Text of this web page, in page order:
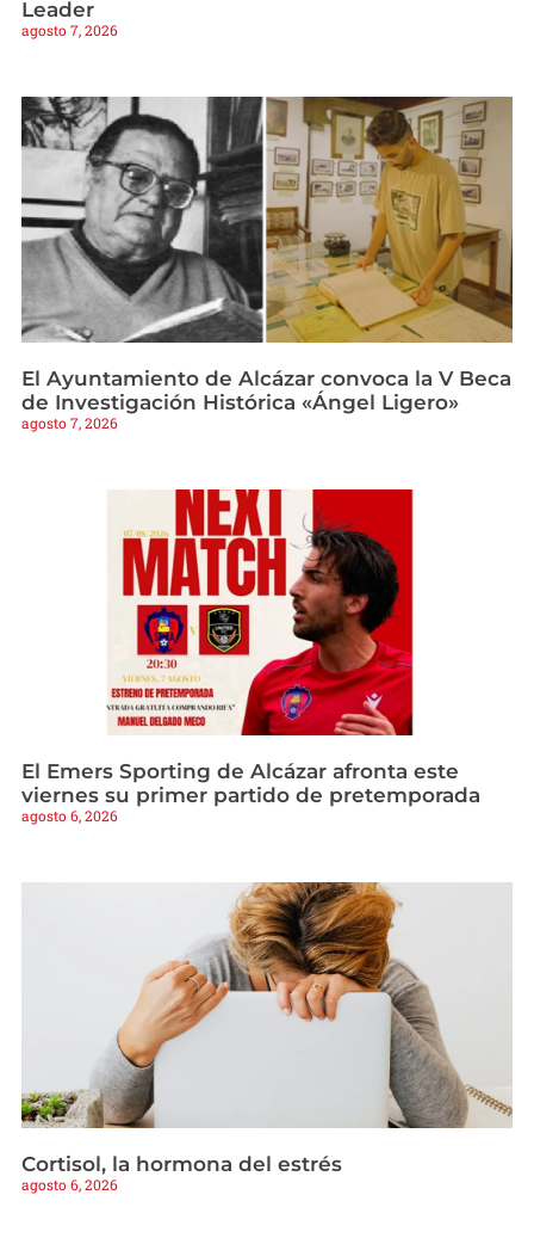
Leader
agosto 7, 2026
El Ayuntamiento de Alcázar convoca la V Beca
de Investigación Histórica «Ángel Ligero»
agosto 7, 2026
El Emers Sporting de Alcázar afronta este
viernes su primer partido de pretemporada
agosto 6, 2026
Cortisol, la hormona del estrés
agosto 6, 2026